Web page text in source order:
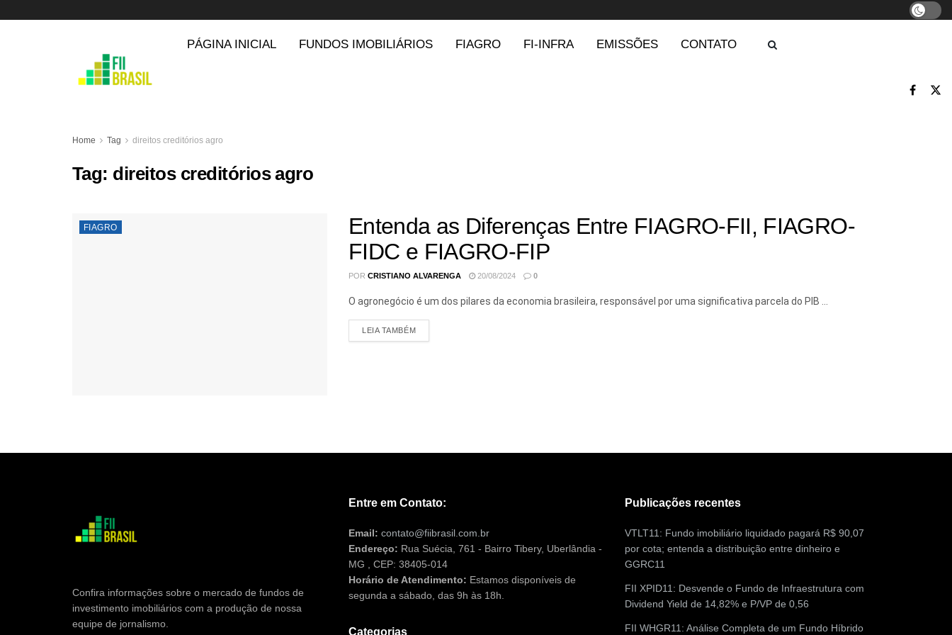
PÁGINA INICIAL FUNDOS IMOBILIÁRIOS FIAGRO FI-INFRA EMISSÕES CONTATO
Home Tag direitos creditórios agro
Tag: direitos creditórios agro
FIAGRO
Entenda as Diferenças Entre FIAGRO-FII, FIAGRO-
FIDC e FIAGRO-FIP
POR CRISTIANO ALVARENGA 20/08/2024 0
O agronegócio é um dos pilares da economia brasileira, responsável por uma significativa parcela do PIB ...
LEIA TAMBÉM
Confira informações sobre o mercado de fundos de
investimento imobiliários com a produção de nossa
equipe de jornalismo.
Entre em Contato:
Email: contato@fiibrasil.com.br
Endereço: Rua Suécia, 761 - Bairro Tibery, Uberlândia -
MG , CEP: 38405-014
Horário de Atendimento: Estamos disponíveis de
segunda a sábado, das 9h às 18h.
Categorias
Publicações recentes
VTLT11: Fundo imobiliário liquidado pagará R$ 90,07
por cota; entenda a distribuição entre dinheiro e
GGRC11
FII XPID11: Desvende o Fundo de Infraestrutura com
Dividend Yield de 14,82% e P/VP de 0,56
FII WHGR11: Análise Completa de um Fundo Híbrido